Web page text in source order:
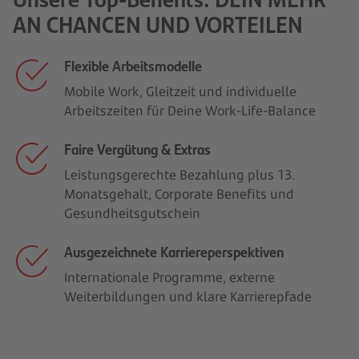
AN CHANCEN UND VORTEILEN
Flexible Arbeitsmodelle
Mobile Work, Gleitzeit und individuelle
Arbeitszeiten für Deine Work-Life-Balance
Faire Vergütung & Extras
Leistungsgerechte Bezahlung plus 13.
Monatsgehalt, Corporate Benefits und
Gesundheitsgutschein
Ausgezeichnete Karriereperspektiven
Internationale Programme, externe
Weiterbildungen und klare Karrierepfade